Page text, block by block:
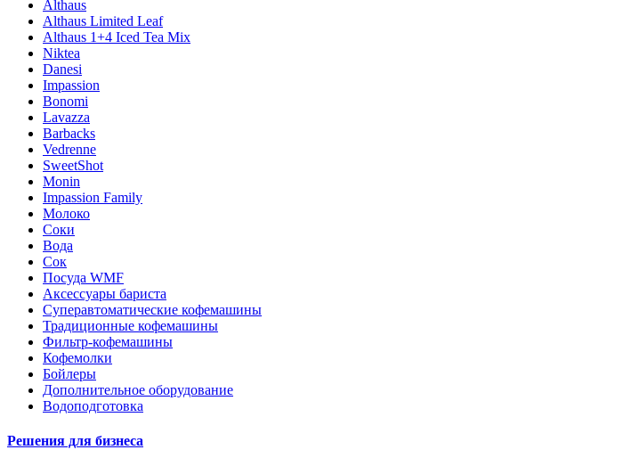
Althaus
Althaus Limited Leaf
Althaus 1+4 Iced Tea Mix
Niktea
Danesi
Impassion
Bonomi
Lavazza
Barbacks
Vedrenne
SweetShot
Monin
Impassion Family
Молоко
Соки
Вода
Сок
Посуда WMF
Аксессуары бариста
Суперавтоматические кофемашины
Традиционные кофемашины
Фильтр-кофемашины
Кофемолки
Бойлеры
Дополнительное оборудование
Водоподготовка
Решения для бизнеса